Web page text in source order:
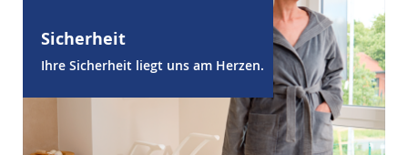
Sicherheit
Ihre Sicherheit liegt uns am Herzen.